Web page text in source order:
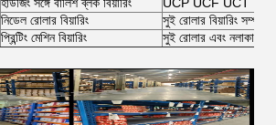
নিডেল রোলার বিয়ারিং
সুই রোলার বিয়ারিং সম্পূর্ণ
প্রিন্টিং মেশিন বিয়ারিং
সুই রোলার এবং নলাকার